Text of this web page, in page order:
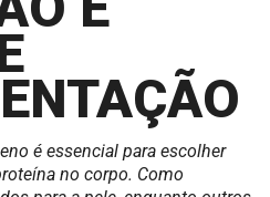
é essencial para escolher
no corpo. Como